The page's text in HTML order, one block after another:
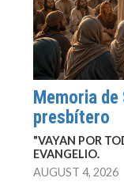
Memoria de
presbítero
"VAYAN POR
EVANGELIO.
AUGUST 4, 2026